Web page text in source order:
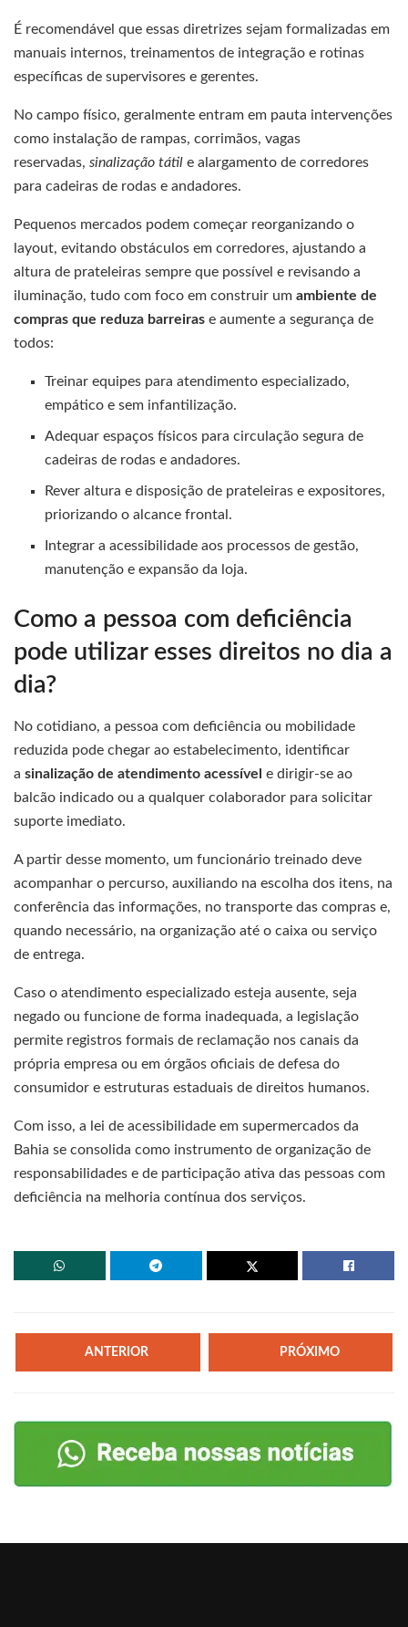
É recomendável que essas diretrizes sejam formalizadas em
manuais internos, treinamentos de integração e rotinas
específicas de supervisores e gerentes.
No campo físico, geralmente entram em pauta intervenções
como instalação de rampas, corrimãos, vagas
reservadas, sinalização tátil e alargamento de corredores
para cadeiras de rodas e andadores.
Pequenos mercados podem começar reorganizando o
layout, evitando obstáculos em corredores, ajustando a
altura de prateleiras sempre que possível e revisando a
iluminação, tudo com foco em construir um ambiente de
compras que reduza barreiras e aumente a segurança de
todos:
Treinar equipes para atendimento especializado,
empático e sem infantilização.
Adequar espaços físicos para circulação segura de
cadeiras de rodas e andadores.
Rever altura e disposição de prateleiras e expositores,
priorizando o alcance frontal.
Integrar a acessibilidade aos processos de gestão,
manutenção e expansão da loja.
Como a pessoa com deficiência
pode utilizar esses direitos no dia a
dia?
No cotidiano, a pessoa com deficiência ou mobilidade
reduzida pode chegar ao estabelecimento, identificar
a sinalização de atendimento acessível e dirigir-se ao
balcão indicado ou a qualquer colaborador para solicitar
suporte imediato.
A partir desse momento, um funcionário treinado deve
acompanhar o percurso, auxiliando na escolha dos itens, na
conferência das informações, no transporte das compras e,
quando necessário, na organização até o caixa ou serviço
de entrega.
Caso o atendimento especializado esteja ausente, seja
negado ou funcione de forma inadequada, a legislação
permite registros formais de reclamação nos canais da
própria empresa ou em órgãos oficiais de defesa do
consumidor e estruturas estaduais de direitos humanos.
Com isso, a lei de acessibilidade em supermercados da
Bahia se consolida como instrumento de organização de
responsabilidades e de participação ativa das pessoas com
deficiência na melhoria contínua dos serviços.
ANTERIOR PRÓXIMO